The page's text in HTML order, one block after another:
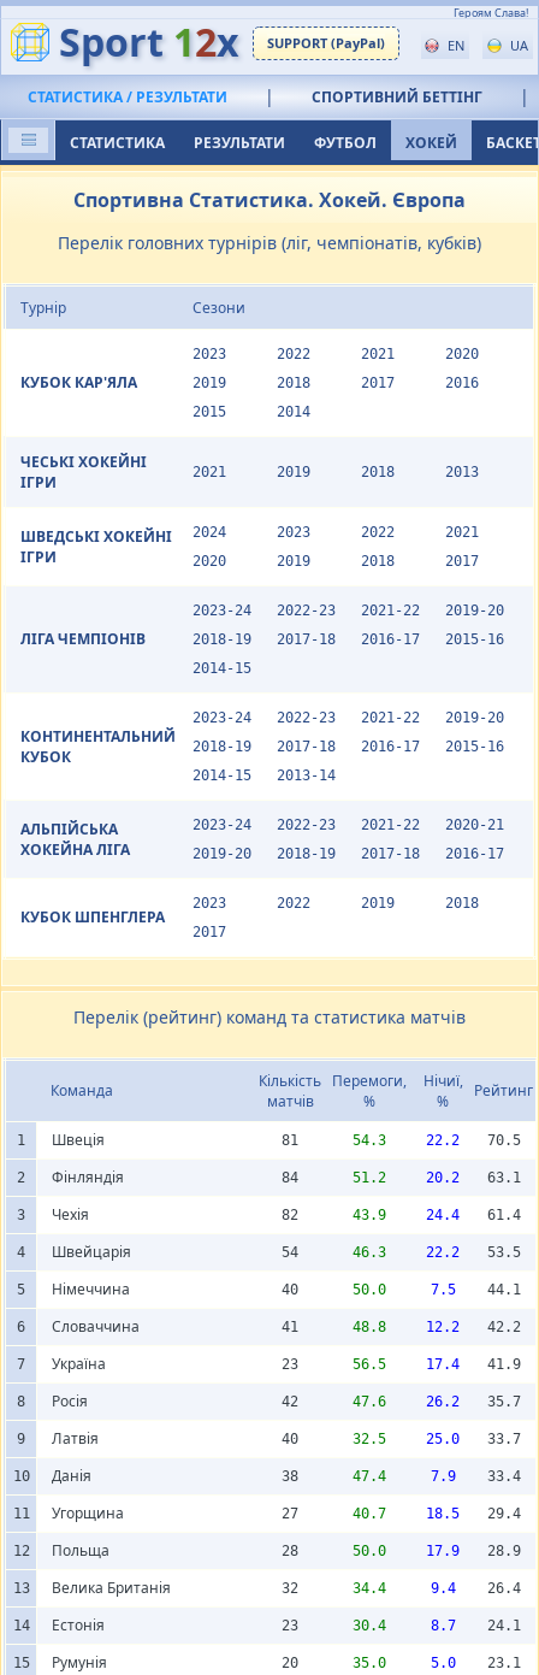
Героям Слава!
Sport 12x SUPPORT (PayPal) EN UA
СТАТИСТИКА / РЕЗУЛЬТАТИ | СПОРТИВНИЙ БЕТТІНГ |
СТАТИСТИКА РЕЗУЛЬТАТИ ФУТБОЛ ХОКЕЙ
Спортивна Статистика. Хокей. Європа
Перелік головних турнірів (ліг, чемпіонатів, кубків)
Турнір Сезони
КУБОК КАР'ЯЛА
2023 2022 2021
2020
2019
2018 2017
2016
2015
2014
ЧЕСЬКІ ХОКЕЙНІ
ІГРИ
2021 2019 2018 2013
ШВЕДСЬКІ ХОКЕЙНІ
ІГРИ
2024 2023 2022
2021
2020
2019 2018 2017
ЛІГА ЧЕМПІОНІВ
2023-24 2022-23 2021-22
2019-20
2018-19
2017-18 2016-17
2015-16
2014-15
КОНТИНЕНТАЛЬНИЙ
КУБОК
2023-24 2022-23 2021-22
2019-20
2018-19
2017-18 2016-17
2015-16
2014-15
2013-14
АЛЬПІЙСЬКА
ХОКЕЙНА ЛІГА
2023-24 2022-23 2021-22
2020-21
2019-20
2018-19 2017-18 2016-17
КУБОК ШПЕНГЛЕРА
2023 2022 2019
2018
2017
Перелік (рейтинг) команд та статистика матчів
Команда
Кількість
матчів
Перемоги,
%
Нічиї,
%
Рейтинг
1 Швеція 81 54.3 22.2 70.5
2 Фінляндія 84 51.2 20.2 63.1
3 Чехія 82 43.9 24.4 61.4
4 Швейцарія 54 46.3 22.2 53.5
5 Німеччина 40 50.0 7.5 44.1
6 Словаччина 41 48.8 12.2 42.2
7 Україна 23 56.5 17.4 41.9
8 Росія 42 47.6 26.2 35.7
9 Латвія 40 32.5 25.0 33.7
10 Данія 38 47.4 7.9 33.4
11 Угорщина 27 40.7 18.5 29.4
12 Польща 28 50.0 17.9 28.9
13 Велика Британія 32 34.4 9.4 26.4
14 Естонія 23 30.4 8.7 24.1
15 Румунія 20 35.0 5.0 23.1